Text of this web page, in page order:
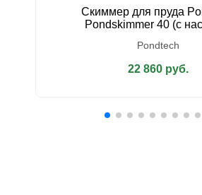
Скиммер для пруда
Pondskimmer 40 (с
Pondtech
22 860 руб.